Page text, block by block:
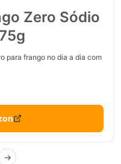
Zero Sódio
para frango no dia a dia com
→